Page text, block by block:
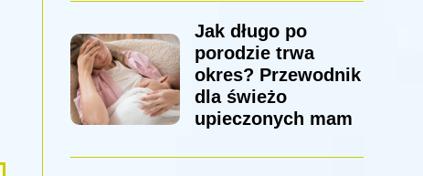
Jak długo po
porodzie trwa
okres? Przewodnik
dla świeżo
upieczonych mam